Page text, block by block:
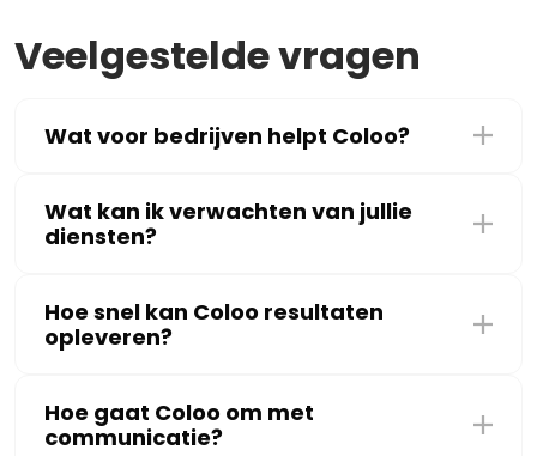
Veelgestelde vragen
Wat voor bedrijven helpt Coloo?
Wat kan ik verwachten van jullie
diensten?
Hoe snel kan Coloo resultaten
opleveren?
Hoe gaat Coloo om met
communicatie?